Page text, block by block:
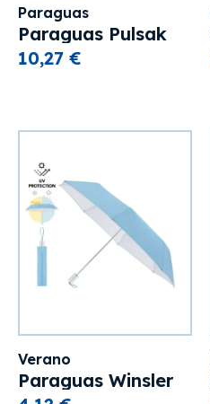
Paraguas
Paraguas Pulsak
10,27 €
Verano
Paraguas Winsler